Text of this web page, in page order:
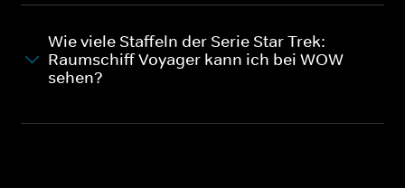
Wie viele Staffeln der Serie Star Trek:
Raumschiff Voyager kann ich bei WOW
sehen?